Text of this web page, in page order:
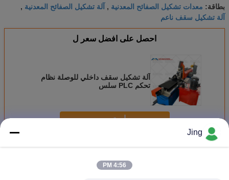
بطاقة: معدات تشكيل الصفائح المعدنية , آلة تشكيل الصفائح المعدنية ,
آلة تشكيل سقف ناعم
احصل على افضل سعر ل
آلة تشكيل سقف داخلي للوصلة نظام
تحكم PLC سلس
استمر
أكثرآلة التشكيل بالدلفنة للمسمار والمسار
Jing
4:56 PM